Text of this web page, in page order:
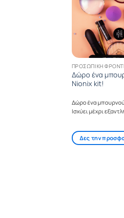
ΠΡΟΣΩΠΙΚΉ
Δώρο ένα
Nionix kit!
Δώρο ένα
Ισχύει μέχρι
Δες την